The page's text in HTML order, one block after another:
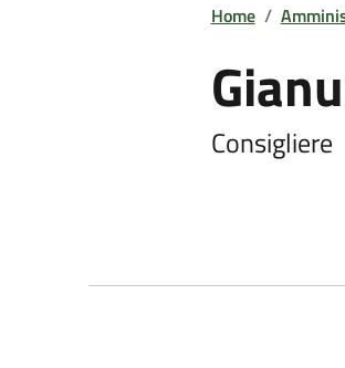
Home /
Consigliere